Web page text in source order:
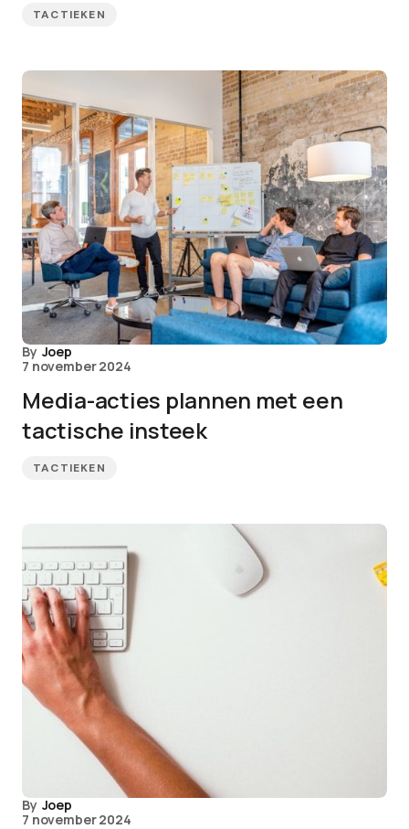
TACTIEKEN
By Joep
7 november 2024
Media-acties plannen met een
tactische insteek
TACTIEKEN
By Joep
7 november 2024